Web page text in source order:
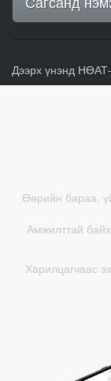
Дээрх үнэнд НӨАТ-
Өөрийн бараа,
Амжилттай
Харилцагчаас